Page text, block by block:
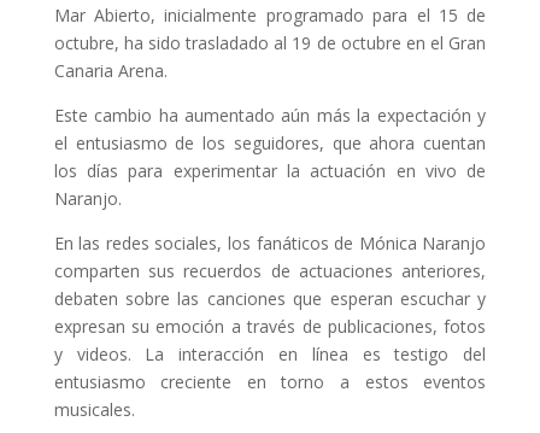
Mar Abierto, inicialmente programado para el 15 de
octubre, ha sido trasladado al 19 de octubre en el Gran
Canaria Arena.
Este cambio ha aumentado aún más la expectación y
el entusiasmo de los seguidores, que ahora cuentan
los días para experimentar la actuación en vivo de
Naranjo.
En las redes sociales, los fanáticos de Mónica Naranjo
comparten sus recuerdos de actuaciones anteriores,
debaten sobre las canciones que esperan escuchar y
expresan su emoción a través de publicaciones, fotos
y videos. La interacción en línea es testigo del
entusiasmo creciente en torno a estos eventos
musicales.